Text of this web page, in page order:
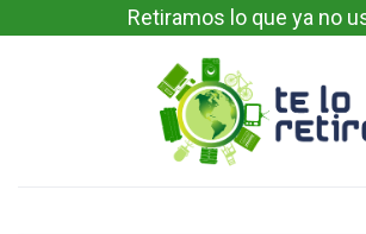
to
Retiramos lo que ya no